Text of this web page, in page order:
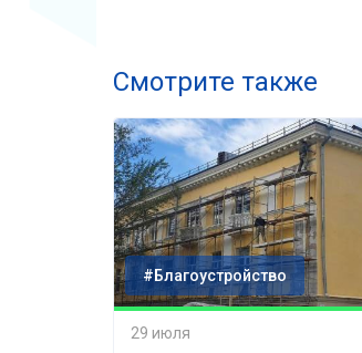
Смотрите также
#Благоустройство
29 июля